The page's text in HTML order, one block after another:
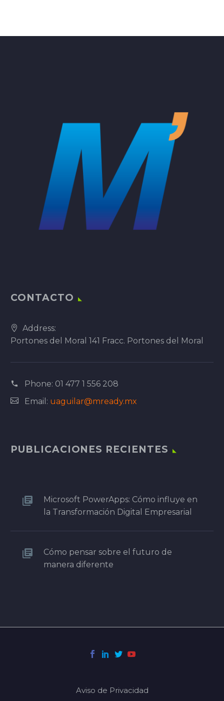
CONTACTO
Address:
Portones del Moral 141 Fracc. Portones del Moral
Phone: 01 477 1 556 208
Email: uaguilar@mready.mx
PUBLICACIONES RECIENTES
Microsoft PowerApps: Cómo influye en
la Transformación Digital Empresarial
Cómo pensar sobre el futuro de
manera diferente
Aviso de Privacidad